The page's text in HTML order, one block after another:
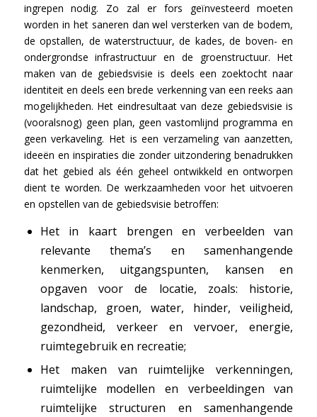
ingrepen nodig. Zo zal er fors geïnvesteerd moeten
worden in het saneren dan wel versterken van de bodem,
de opstallen, de waterstructuur, de kades, de boven- en
ondergrondse infrastructuur en de groenstructuur. Het
maken van de gebiedsvisie is deels een zoektocht naar
identiteit en deels een brede verkenning van een reeks aan
mogelijkheden. Het eindresultaat van deze gebiedsvisie is
(vooralsnog) geen plan, geen vastomlijnd programma en
geen verkaveling. Het is een verzameling van aanzetten,
ideeën en inspiraties die zonder uitzondering benadrukken
dat het gebied als één geheel ontwikkeld en ontworpen
dient te worden. De werkzaamheden voor het uitvoeren
en opstellen van de gebiedsvisie betroffen:
Het in kaart brengen en verbeelden van
relevante thema’s en samenhangende
kenmerken, uitgangspunten, kansen en
opgaven voor de locatie, zoals: historie,
landschap, groen, water, hinder, veiligheid,
gezondheid, verkeer en vervoer, energie,
ruimtegebruik en recreatie;
Het maken van ruimtelijke verkenningen,
ruimtelijke modellen en verbeeldingen van
ruimtelijke structuren en samenhangende